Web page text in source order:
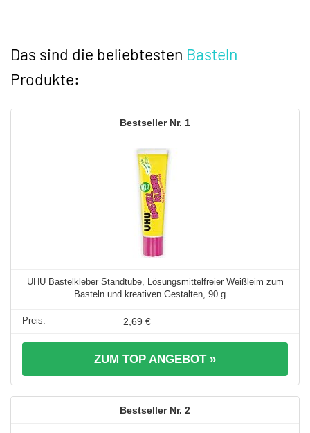
Das sind die beliebtesten Basteln
Produkte:
1
UHU Bastelkleber Standtube, Lösungsmittelfreier Weißleim zum
Basteln und kreativen Gestalten, 90 g ...
2,69 €
ZUM TOP ANGEBOT »
2